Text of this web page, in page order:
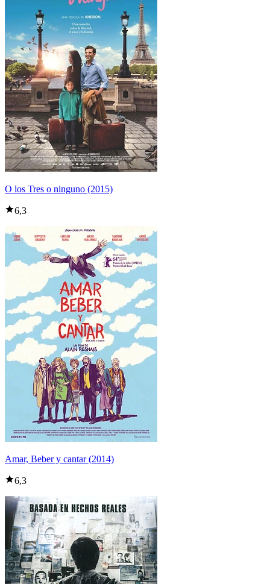
O los Tres o ninguno (2015)
6,3
Amar, Beber y cantar (2014)
6,3